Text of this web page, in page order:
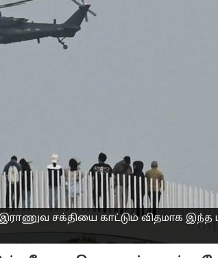
சக்தியை காட்டும் விதமாக இந்த
pm
மூன்று நாள் போர்
தைவானின்
போர் கப்பல்கள் மற்றும்
உலகிற்கு முன்னால்
இங்-வென், அமெரிக்க